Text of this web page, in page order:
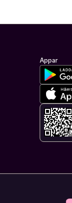
Appar